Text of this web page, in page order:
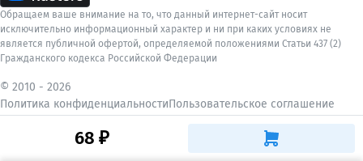
68 ₽
Обращаем ваше внимание на то, что данный интернет-сайт носит
исключительно информационный характер и ни при каких условиях не
является публичной офертой, определяемой положениями Статьи 437 (2)
Гражданского кодекса Российской Федерации
© 2010 - 2026
Политика конфиденциальностиПользовательское соглашение